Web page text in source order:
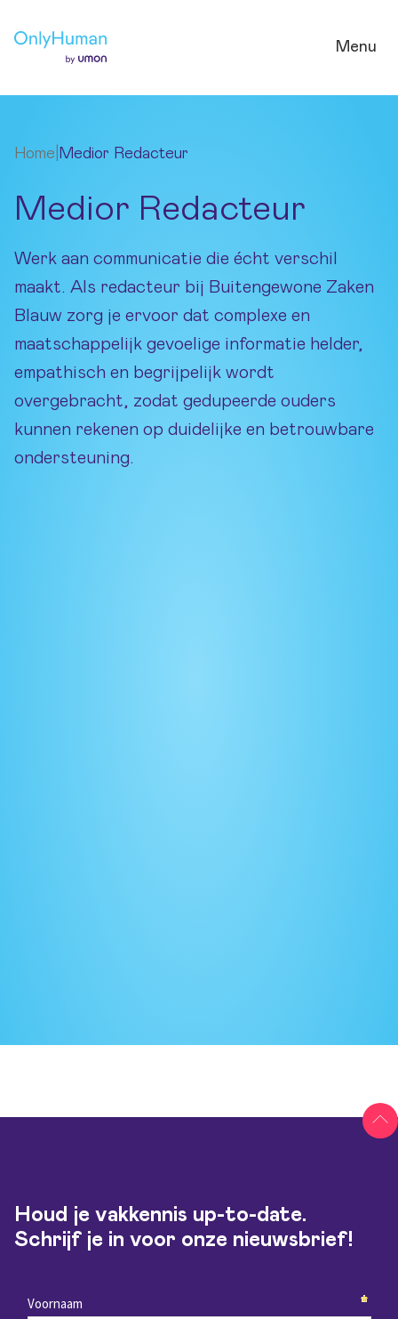
Menu
Home Medior Redacteur
Medior Redacteur
Werk aan communicatie die écht verschil
maakt. Als redacteur bij Buitengewone Zaken
Blauw zorg je ervoor dat complexe en
maatschappelijk gevoelige informatie helder,
empathisch en begrijpelijk wordt
overgebracht, zodat gedupeerde ouders
kunnen rekenen op duidelijke en betrouwbare
ondersteuning.
Houd je vakkennis up-to-date.
Schrijf je in voor onze nieuwsbrief!